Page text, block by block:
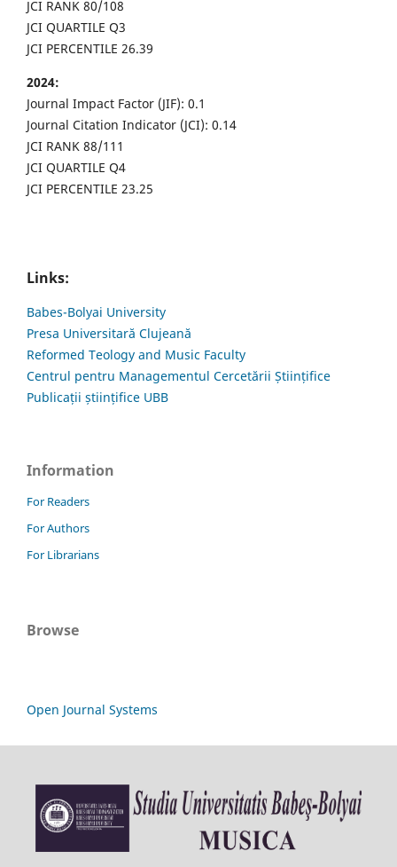
JCI RANK 80/108
JCI QUARTILE Q3
JCI PERCENTILE 26.39
2024:
Journal Impact Factor (JIF): 0.1
Journal Citation Indicator (JCI): 0.14
JCI RANK 88/111
JCI QUARTILE Q4
JCI PERCENTILE 23.25
Links:
Babes-Bolyai University
Presa Universitară Clujeană
Reformed Teology and Music Faculty
Centrul pentru Managementul Cercetării Științifice
Publicații științifice UBB
Information
For Readers
For Authors
For Librarians
Browse
Open Journal Systems